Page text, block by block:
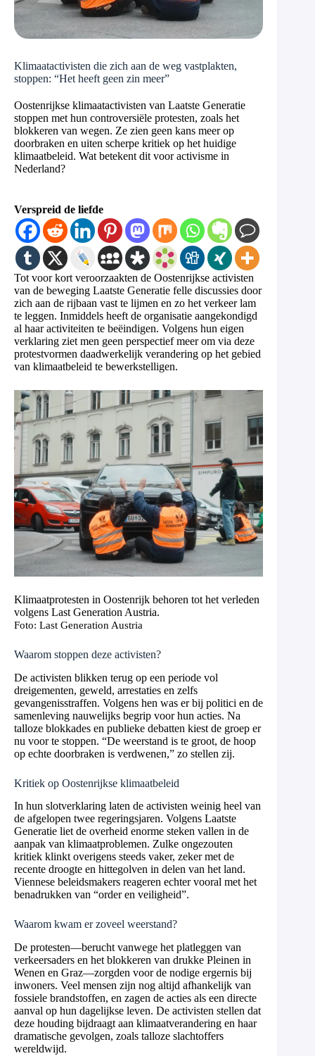
Klimaat­activisten die zich aan de weg vastplakten,
stoppen: “Het heeft geen zin meer”
Oostenrijkse klimaatactivisten van Laatste Generatie
stoppen met hun controversiële protesten, zoals het
blokkeren van wegen. Ze zien geen kans meer op
doorbraken en uiten scherpe kritiek op het huidige
klimaatbeleid. Wat betekent dit voor activisme in
Nederland?
Verspreid de liefde
Tot voor kort veroorzaakten de Oostenrijkse activisten
van de beweging Laatste Generatie felle discussies door
zich aan de rijbaan vast te lijmen en zo het verkeer lam
te leggen. Inmiddels heeft de organisatie aangekondigd
al haar activiteiten te beëindigen. Volgens hun eigen
verklaring ziet men geen perspectief meer om via deze
protestvormen daadwerkelijk verandering op het gebied
van klimaatbeleid te bewerkstelligen.
Klimaatprotesten in Oostenrijk behoren tot het verleden
volgens Last Generation Austria.
Foto: Last Generation Austria
Waarom stoppen deze activisten?
De activisten blikken terug op een periode vol
dreigementen, geweld, arrestaties en zelfs
gevangenisstraffen. Volgens hen was er bij politici en de
samenleving nauwelijks begrip voor hun acties. Na
talloze blokkades en publieke debatten kiest de groep er
nu voor te stoppen. “De weerstand is te groot, de hoop
op echte doorbraken is verdwenen,” zo stellen zij.
Kritiek op Oostenrijkse klimaatbeleid
In hun slotverklaring laten de activisten weinig heel van
de afgelopen twee regeringsjaren. Volgens Laatste
Generatie liet de overheid enorme steken vallen in de
aanpak van klimaatproblemen. Zulke ongezouten
kritiek klinkt overigens steeds vaker, zeker met de
recente droogte en hittegolven in delen van het land.
Viennese beleidsmakers reageren echter vooral met het
benadrukken van “order en veiligheid”.
Waarom kwam er zoveel weerstand?
De protesten—berucht vanwege het platleggen van
verkeersaders en het blokkeren van drukke Pleinen in
Wenen en Graz—zorgden voor de nodige ergernis bij
inwoners. Veel mensen zijn nog altijd afhankelijk van
fossiele brandstoffen, en zagen de acties als een directe
aanval op hun dagelijkse leven. De activisten stellen dat
deze houding bijdraagt aan klimaatverandering en haar
dramatische gevolgen, zoals talloze slachtoffers
wereldwijd.